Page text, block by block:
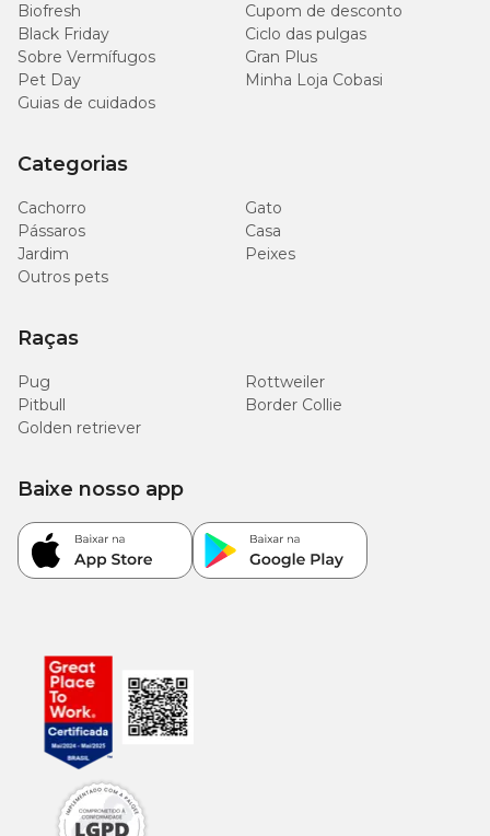
Biofresh
Cupom de desconto
Black Friday
Ciclo das pulgas
Sobre Vermífugos
Gran Plus
Pet Day
Minha Loja Cobasi
Guias de cuidados
Categorias
Cachorro
Gato
Pássaros
Casa
Jardim
Peixes
Outros pets
Raças
Pug
Rottweiler
Pitbull
Border Collie
Golden retriever
Baixe nosso app